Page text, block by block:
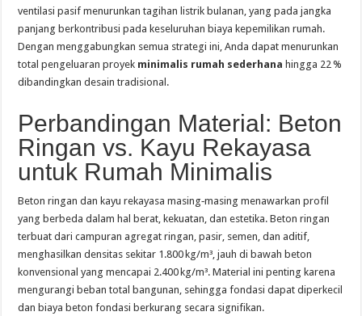
ventilasi pasif menurunkan tagihan listrik bulanan, yang pada jangka
panjang berkontribusi pada keseluruhan biaya kepemilikan rumah.
Dengan menggabungkan semua strategi ini, Anda dapat menurunkan
total pengeluaran proyek minimalis rumah sederhana hingga 22 %
dibandingkan desain tradisional.
Perbandingan Material: Beton
Ringan vs. Kayu Rekayasa
untuk Rumah Minimalis
Beton ringan dan kayu rekayasa masing‑masing menawarkan profil
yang berbeda dalam hal berat, kekuatan, dan estetika. Beton ringan
terbuat dari campuran agregat ringan, pasir, semen, dan aditif,
menghasilkan densitas sekitar 1.800 kg/m³, jauh di bawah beton
konvensional yang mencapai 2.400 kg/m³. Material ini penting karena
mengurangi beban total bangunan, sehingga fondasi dapat diperkecil
dan biaya beton fondasi berkurang secara signifikan.